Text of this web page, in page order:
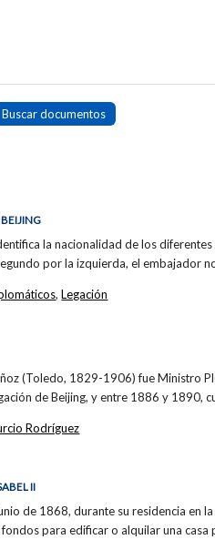
Buscar documentos
BEIJING
la nacionalidad de los
por la izquierda, el embajador
,Legación
(Toledo, 1829-1906) fue Ministro
de Beijing, y entre 1886 y 1890,
Rodríguez
II
de 1868, durante su residencia
para edificar o alquilar una casa